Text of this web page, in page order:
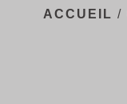
ACCUEIL /